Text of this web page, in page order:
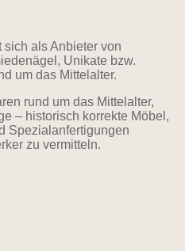
als Anbieter von
Unikate bzw.
um das Mittelalter.
rund um das Mittelalter,
– historisch korrekte Möbel,
Spezialanfertigungen
zu vermitteln.